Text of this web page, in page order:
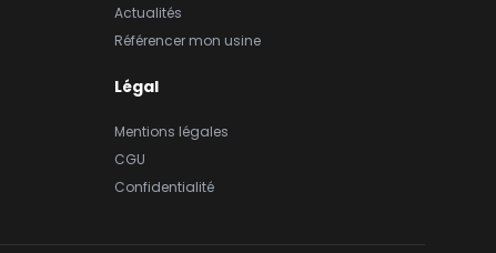
Actualités
Référencer mon usine
Légal
Mentions légales
CGU
Confidentialité